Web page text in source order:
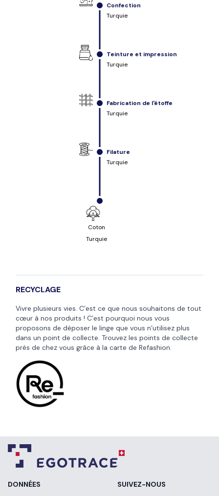
Confection
Turquie
Teinture et impression
Turquie
Fabrication de l'étoffe
Turquie
Filature
Turquie
Coton
Turquie
RECYCLAGE
Vivre plusieurs vies. C’est ce que nous souhaitons de tout
cœur à nos produits ! C’est pourquoi nous vous
proposons de déposer le linge que vous n’utilisez plus
dans un point de collecte. Trouvez les points de collecte
près de chez vous grâce à la carte de Refashion.
DONNÉES SUIVEZ-NOUS